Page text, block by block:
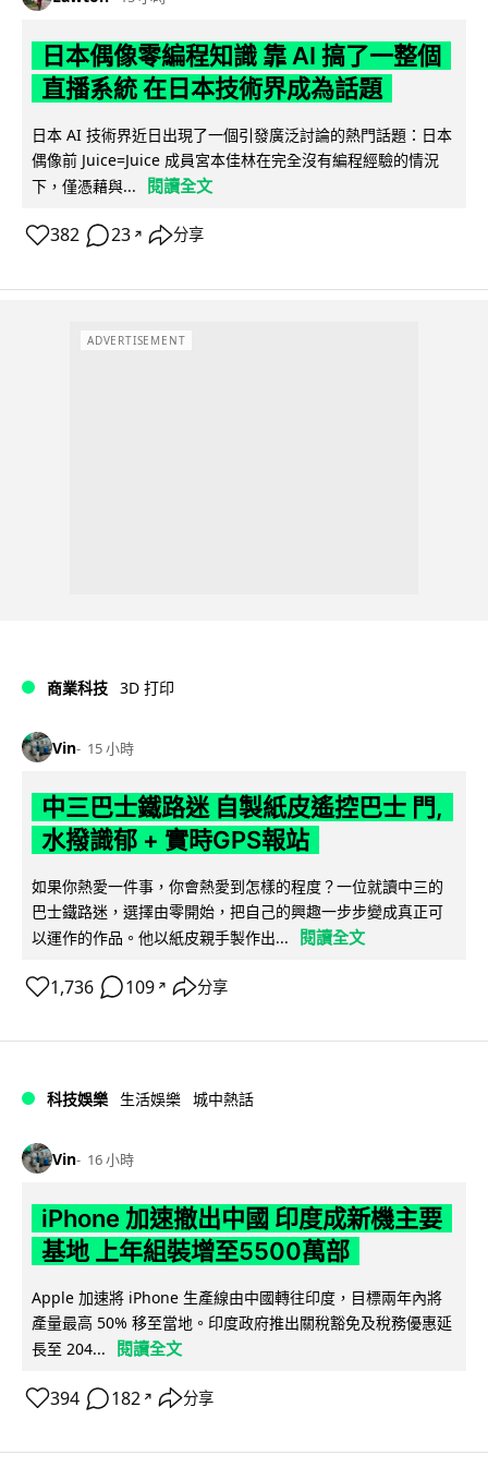
日本偶像零編程知識 靠 AI 搞了一整個
直播系統 在日本技術界成為話題
日本 AI 技術界近日出現了一個引發廣泛討論的熱門話題：日本
偶像前 Juice=Juice 成員宮本佳林在完全沒有編程經驗的情況
下，僅憑藉與...
閱讀全文
382 23 ↗ 分享
ADVERTISEMENT
商業科技 3D 打印
Vin 15 小時
中三巴士鐵路迷 自製紙皮遙控巴士 門,
水撥識郁 + 實時GPS報站
如果你熱愛一件事，你會熱愛到怎樣的程度？一位就讀中三的
巴士鐵路迷，選擇由零開始，把自己的興趣一步步變成真正可
以運作的作品。他以紙皮親手製作出...
閱讀全文
1,736 109 ↗ 分享
科技娛樂 生活娛樂 城中熱話
Vin 16 小時
iPhone 加速撤出中國 印度成新機主要
基地 上年組裝增至5500萬部
Apple 加速將 iPhone 生產線由中國轉往印度，目標兩年內將
產量最高 50% 移至當地。印度政府推出關稅豁免及稅務優惠延
長至 204...
閱讀全文
394 182 ↗ 分享